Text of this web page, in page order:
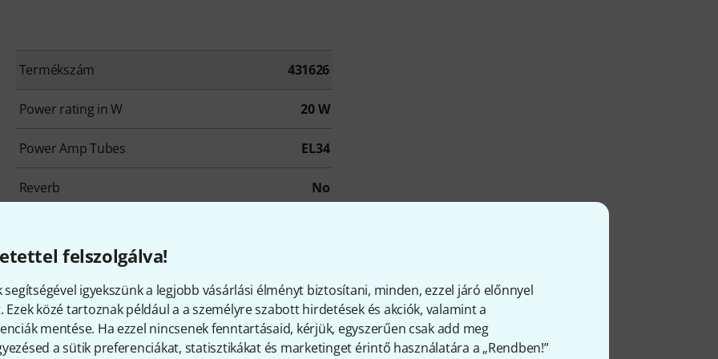
felszolgálva!
segítségével igyekszünk a legjobb vásárlási élményt biztosítani, minden, ezzel járó előnnyel
Ezek közé tartoznak például a a személyre szabott hirdetések és akciók, valamint a
mentése. Ha ezzel nincsenek fenntartásaid, kérjük, egyszerűen csak add meg
a sütik preferenciákat, statisztikákat és marketinget érintő használatára a „Rendben!”
Termékszám 431626
Power rating in W 20 W
Power Amp Tubes EL34
Reverb No
Connection for External Speaker
Footswitch connection Yes
Weight in kg 13,9 kg